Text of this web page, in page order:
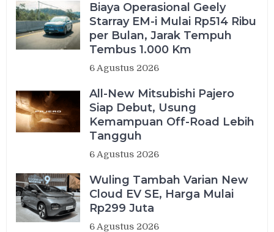
Biaya Operasional Geely
Starray EM-i Mulai Rp514 Ribu
per Bulan, Jarak Tempuh
Tembus 1.000 Km
6 Agustus 2026
All-New Mitsubishi Pajero
Siap Debut, Usung
Kemampuan Off-Road Lebih
Tangguh
6 Agustus 2026
Wuling Tambah Varian New
Cloud EV SE, Harga Mulai
Rp299 Juta
6 Agustus 2026